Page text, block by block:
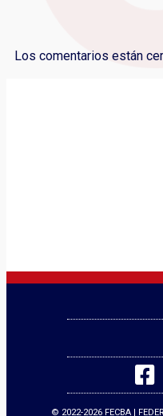
Los comentarios están
© 2022-2026 FECBA |